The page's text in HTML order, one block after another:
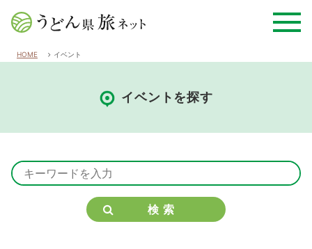
HOME イベント
イベントを探す
検索